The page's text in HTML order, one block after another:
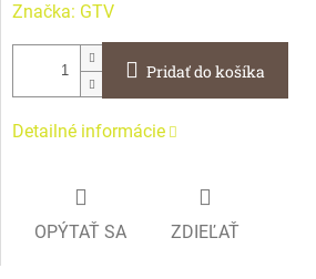
Značka: GTV
Pridať do košíka
Detailné informácie
OPÝTAŤ SA ZDIEĽAŤ